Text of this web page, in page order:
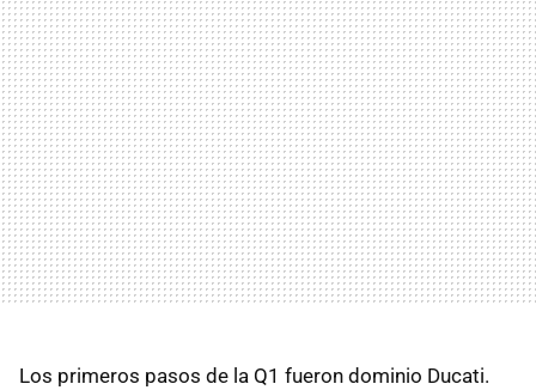
Los primeros pasos de la Q1 fueron dominio Ducati.